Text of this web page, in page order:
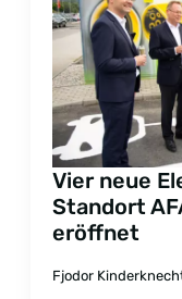
Vier neue
Standort
eröffnet
Fjodor